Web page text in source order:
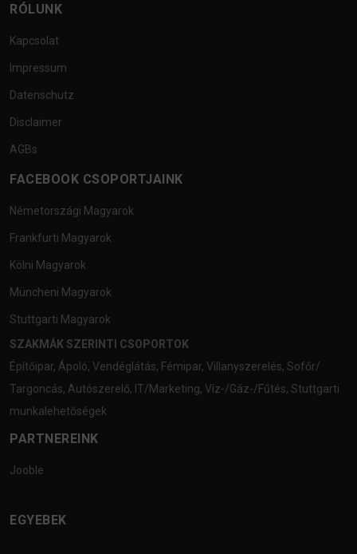
RÓLUNK
Kapcsolat
Impressum
Datenschutz
Disclaimer
AGBs
FACEBOOK CSOPORTJAINK
Németországi Magyarok
Frankfurti Magyarok
Kölni Magyarok
Müncheni Magyarok
Stuttgarti Magyarok
SZAKMÁK SZERINTI CSOPORTOK
Építőipar, Ápoló, Vendéglátás, Fémipar, Villanyszerelés, Sofőr/
Targoncás, Autószerelő, IT/Marketing, Víz-/Gáz-/Fűtés, Stuttgarti
munkalehetőségek
PARTNEREINK
Jooble
EGYEBEK